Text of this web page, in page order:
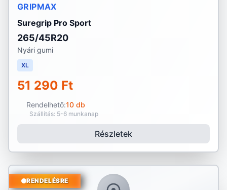
GRIPMAX
Suregrip Pro Sport
265/45R20
Nyári gumi
XL
51 290 Ft
Rendelhető:10 db
Szállítás: 5-6 munkanap
Részletek
RENDELÉSRE